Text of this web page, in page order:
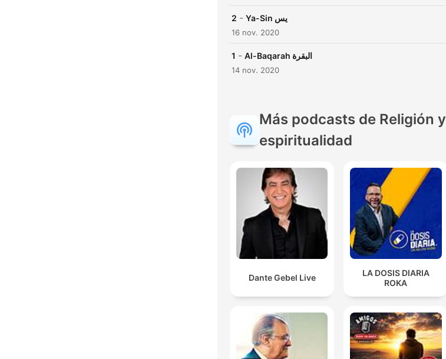
2 - Ya-Sin يس
16 nov. 2020
1 - Al-Baqarah البقرة
14 nov. 2020
Más podcasts de Religión y
espiritualidad
Dante Gebel Live
LA DOSIS DIARIA
ROKA